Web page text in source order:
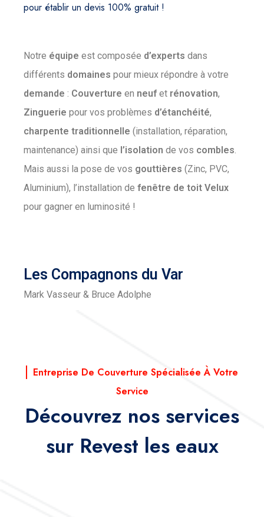
pour établir un devis 100% gratuit !
Notre équipe est composée d’experts dans
différents domaines pour mieux répondre à votre
demande : Couverture en neuf et rénovation,
Zinguerie pour vos problèmes d’étanchéité,
charpente traditionnelle (installation, réparation,
maintenance) ainsi que l’isolation de vos combles.
Mais aussi la pose de vos gouttières (Zinc, PVC,
Aluminium), l’installation de fenêtre de toit Velux
pour gagner en luminosité !
Les Compagnons du Var
Mark Vasseur & Bruce Adolphe
Entreprise De Couverture Spécialisée À Votre
Service
Découvrez nos services
sur Revest les eaux